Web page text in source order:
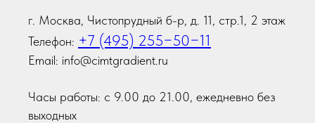
г. Москва, Чистопрудный б-р, д. 11, стр.1, 2 этаж
Телефон: +7 (495) 255−50−11
Email: info@cimtgradient.ru
Часы работы: с 9.00 до 21.00, ежедневно без
выходных